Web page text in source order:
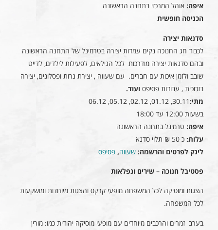
איפה: אוהל המרכזי בתחנה הראשונה
הכניסה חופשית
סדנאות יצירה
לכבוד חג החנוכה נקים עמדות יצירה בטרמינל של התחנה הראשונה
ובהם סדנאות יצירה מודרכות לכל הגילאים, לפעילות לילדים, לדייט
שובב ולזמן איכות עם חברים. עם שעווה , יצירת נרות ופסלונים, יצירה
בזכוכית , עבודות פסיפס ועוד.
מתי:30.11, 01.12, 02.12, 05.12, 06.12
בשעות 12:00 עד 18:00
איפה: טרמינל בתחנה הראשונה
עלות: כ 50 ₪ תלוי סדנא
לינק לפרטים והרשמה: שעווה, פסיפס
פסטיבל חנוכה – שירים ונפלאות
הצגות ומוסיקה לכל המשפחה מופעי קרקס והצגות מיוחדות ומושקעות
לכל המשפחה.
בערב זמרים והרכבים מיוחדים עם מופעי מוסיקה יהודית כמו: מורין